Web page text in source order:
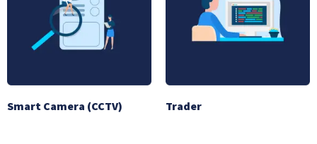
Smart Camera (CCTV) Trader